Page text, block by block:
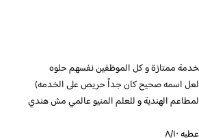
ممتازة و كل الموظفين نفسهم حلوه
اسمه صحيح كان جداً حريص على الخدمه)
الهندية و للعلم المنيو عالمي مش هندي
٨/١٠